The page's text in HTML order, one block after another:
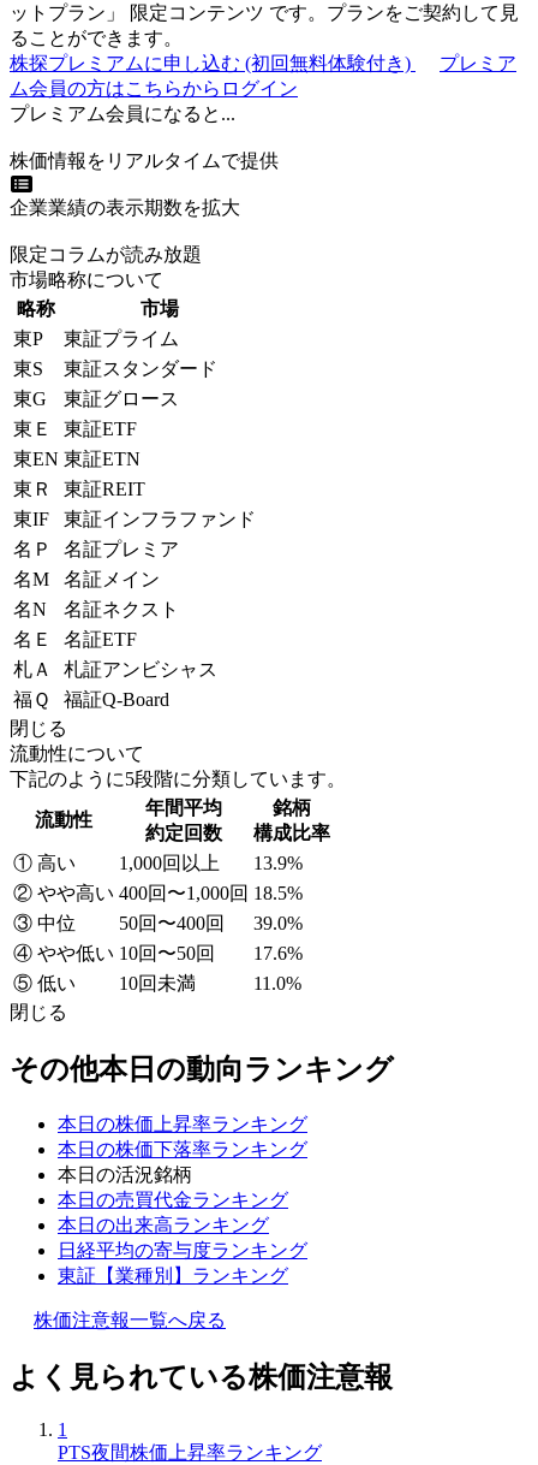
ットプラン 」 限定コンテンツ です。プランをご契約して見
ることができます。
株探プレミアムに申し込む (初回無料体験付き)
プレミア
ム会員の方はこちらからログイン
プレミアム会員になると...
株価情報をリアルタイムで提供
企業業績の表示期数を拡大
限定コラムが読み放題
市場略称について
略称
市場
東P
東証プライム
東S
東証スタンダード
東G
東証グロース
東Ｅ
東証ETF
東EN 東証ETN
東Ｒ
東証REIT
東IF
東証インフラファンド
名Ｐ
名証プレミア
名M
名証メイン
名N
名証ネクスト
名Ｅ
名証ETF
札Ａ
札証アンビシャス
福Ｑ
福証Q-Board
閉じる
流動性について
下記のように5段階に分類しています。
流動性
年間平均
約定回数
銘柄
構成比率
① 高い
1,000回以上
13.9%
② やや高い 400回〜1,000回 18.5%
③ 中位
50回〜400回
39.0%
④ やや低い 10回〜50回
17.6%
⑤ 低い
10回未満
11.0%
閉じる
その他本日の動向ランキング
本日の株価上昇率ランキング
本日の株価下落率ランキング
本日の活況銘柄
本日の売買代金ランキング
本日の出来高ランキング
日経平均の寄与度ランキング
東証【業種別】ランキング
株価注意報一覧へ戻る
よく見られている株価注意報
1
PTS夜間株価上昇率ランキング